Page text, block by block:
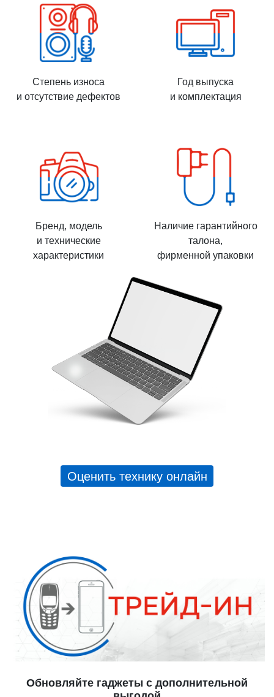
Степень износа
и отсутствие дефектов
Год выпуска
и комплектация
Бренд, модель
и технические
характеристики
Наличие гарантийного
талона,
фирменной упаковки
Оценить технику онлайн
Обновляйте гаджеты с дополнительной